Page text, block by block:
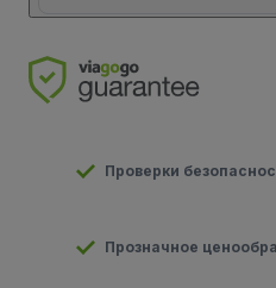
Проверки
Прозначное